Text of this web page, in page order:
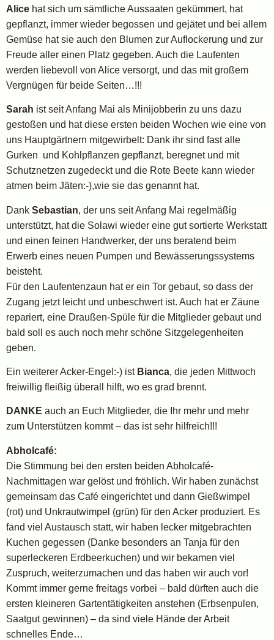
Alice hat sich um sämtliche Aussaaten gekümmert, hat
gepflanzt, immer wieder begossen und gejätet und bei allem
Gemüse hat sie auch den Blumen zur Auflockerung und zur
Freude aller einen Platz gegeben. Auch die Laufenten
werden liebevoll von Alice versorgt, und das mit großem
Vergnügen für beide Seiten…!!!
Sarah ist seit Anfang Mai als Minijobberin zu uns dazu
gestoßen und hat diese ersten beiden Wochen wie eine von
uns Hauptgärtnern mitgewirbelt: Dank ihr sind fast alle
Gurken und Kohlpflanzen gepflanzt, beregnet und mit
Schutznetzen zugedeckt und die Rote Beete kann wieder
atmen beim Jäten:-),wie sie das genannt hat.
Dank Sebastian, der uns seit Anfang Mai regelmäßig
unterstützt, hat die Solawi wieder eine gut sortierte Werkstatt
und einen feinen Handwerker, der uns beratend beim
Erwerb eines neuen Pumpen und Bewässerungssystems
beisteht.
Für den Laufentenzaun hat er ein Tor gebaut, so dass der
Zugang jetzt leicht und unbeschwert ist. Auch hat er Zäune
repariert, eine Draußen-Spüle für die Mitglieder gebaut und
bald soll es auch noch mehr schöne Sitzgelegenheiten
geben.
Ein weiterer Acker-Engel:-) ist Bianca, die jeden Mittwoch
freiwillig fleißig überall hilft, wo es grad brennt.
DANKE auch an Euch Mitglieder, die Ihr mehr und mehr
zum Unterstützen kommt – das ist sehr hilfreich!!!
Abholcafé:
Die Stimmung bei den ersten beiden Abholcafé-
Nachmittagen war gelöst und fröhlich. Wir haben zunächst
gemeinsam das Café eingerichtet und dann Gießwimpel
(rot) und Unkrautwimpel (grün) für den Acker produziert. Es
fand viel Austausch statt, wir haben lecker mitgebrachten
Kuchen gegessen (Danke besonders an Tanja für den
superleckeren Erdbeerkuchen) und wir bekamen viel
Zuspruch, weiterzumachen und das haben wir auch vor!
Kommt immer gerne freitags vorbei – bald dürften auch die
ersten kleineren Gartentätigkeiten anstehen (Erbsenpulen,
Saatgut gewinnen) – da sind viele Hände der Arbeit
schnelles Ende…